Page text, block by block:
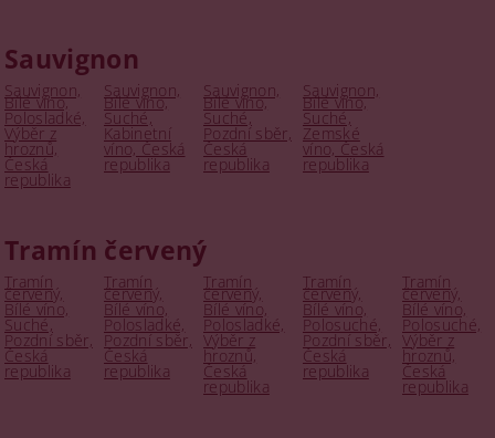
Sauvignon
Sauvignon,
Bílé víno,
Polosladké,
Výběr z
hroznů,
Česká
republika
Sauvignon,
Bílé víno,
Suché,
Kabinetní
víno, Česká
republika
Sauvignon,
Bílé víno,
Suché,
Pozdní sběr,
Česká
republika
Sauvignon,
Bílé víno,
Suché,
Zemské
víno, Česká
republika
Tramín červený
Tramín
červený,
Bílé víno,
Suché,
Pozdní sběr,
Česká
republika
Tramín
červený,
Bílé víno,
Polosladké,
Pozdní sběr,
Česká
republika
Tramín
červený,
Bílé víno,
Polosladké,
Výběr z
hroznů,
Česká
republika
Tramín
červený,
Bílé víno,
Polosuché,
Pozdní sběr,
Česká
republika
Tramín
červený,
Bílé víno,
Polosuché,
Výběr z
hroznů,
Česká
republika